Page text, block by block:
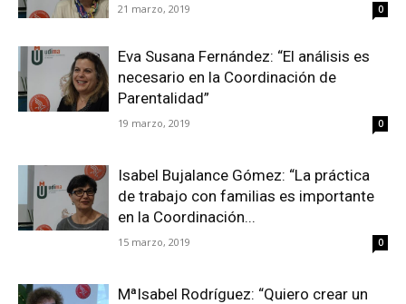
21 marzo, 2019 0
Eva Susana Fernández: “El análisis es
necesario en la Coordinación de
Parentalidad”
19 marzo, 2019 0
Isabel Bujalance Gómez: “La práctica
de trabajo con familias es importante
en la Coordinación...
15 marzo, 2019 0
MªIsabel Rodríguez: “Quiero crear un